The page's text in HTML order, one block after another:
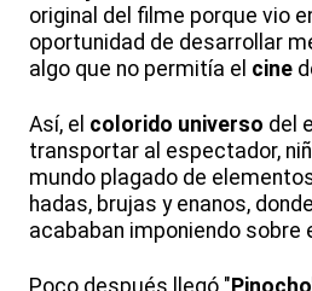
original del filme porque vio
oportunidad de desarrollar
algo que no permitía el cine
Así, el colorido universo del
transportar al espectador,
mundo plagado de
hadas, brujas y enanos,
acababan imponiendo sobre
Poco después llegó "